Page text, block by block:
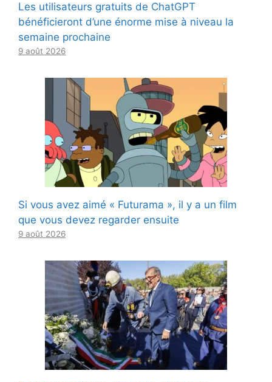
Les utilisateurs gratuits de ChatGPT
bénéficieront d’une énorme mise à niveau la
semaine prochaine
9 août 2026
Si vous avez aimé « Futurama », il y a un film
que vous devez regarder ensuite
9 août 2026